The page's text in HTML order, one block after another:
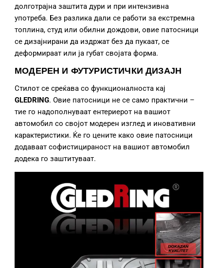
долготрајна заштита дури и при интензивна
употреба. Без разлика дали се работи за екстремна
топлина, студ или обилни дождови, овие патосници
се дизајнирани да издржат без да пукаат, се
деформираат или ја губат својата форма.
МОДЕРЕН И ФУТУРИСТИЧКИ ДИЗАЈН
Стилот се среќава со функционалноста кај
GLEDRING. Овие патосници не се само практични –
тие го надополнуваат ентериерот на вашиот
автомобил со својот модерен изглед и иновативни
карактеристики. Ќе го цените како овие патосници
додаваат софистицираност на вашиот автомобил
додека го заштитуваат.